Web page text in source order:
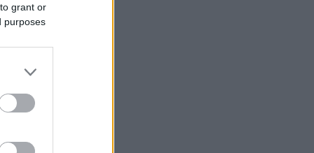
grant or
purposes